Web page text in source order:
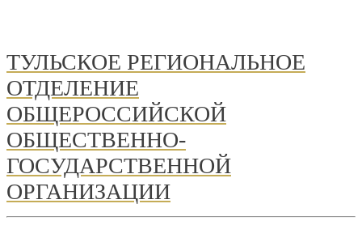
ТУЛЬСКОЕ РЕГИОНАЛЬНОЕ
ОТДЕЛЕНИЕ
ОБЩЕРОССИЙСКОЙ
ОБЩЕСТВЕННО-
ГОСУДАРСТВЕННОЙ
ОРГАНИЗАЦИИ